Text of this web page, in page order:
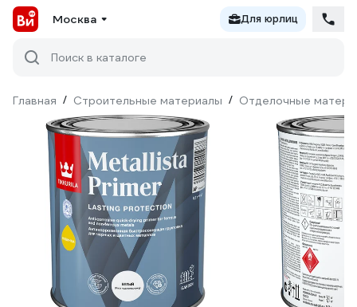
Москва Для юрлиц
Поиск в каталоге
Главная / Строительные материалы / Отделочные